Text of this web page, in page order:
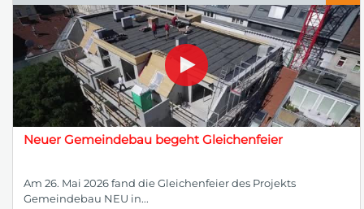
Neuer Gemeindebau begeht Gleichenfeier
Am 26. Mai 2026 fand die Gleichenfeier des Projekts
Gemeindebau NEU in...